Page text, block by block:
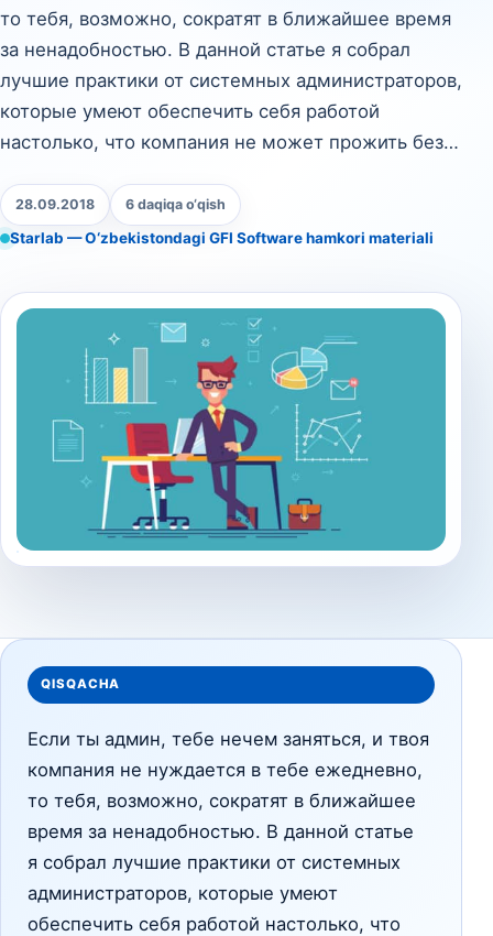
то тебя, возможно, сократят в ближайшее время
за ненадобностью. В данной статье я собрал
лучшие практики от системных администраторов,
которые умеют обеспечить себя работой
настолько, что компания не может прожить без…
28.09.2018 6 daqiqa o‘qish
Starlab — O‘zbekistondagi GFI Software hamkori materiali
QISQACHA
Если ты админ, тебе нечем заняться, и твоя
компания не нуждается в тебе ежедневно,
то тебя, возможно, сократят в ближайшее
время за ненадобностью. В данной статье
я собрал лучшие практики от системных
администраторов, которые умеют
обеспечить себя работой настолько, что